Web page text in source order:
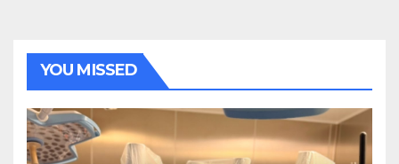
YOU MISSED